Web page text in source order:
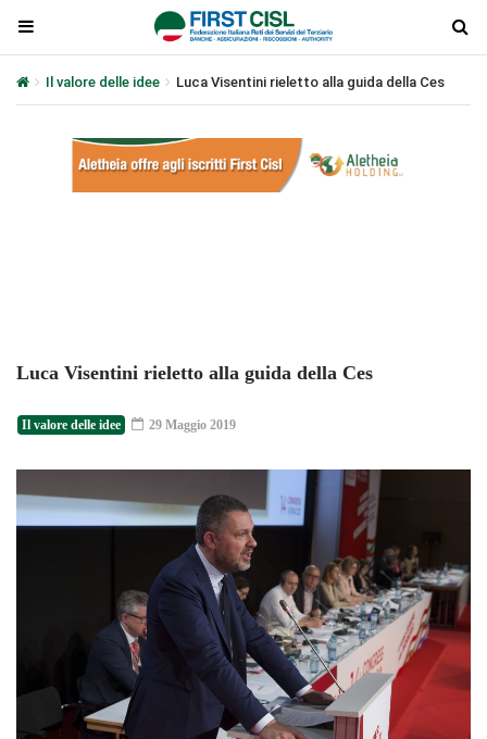
Il valore delle idee Luca Visentini rieletto alla guida della Ces
Luca Visentini rieletto alla guida della Ces
Il valore delle idee 29 Maggio 2019